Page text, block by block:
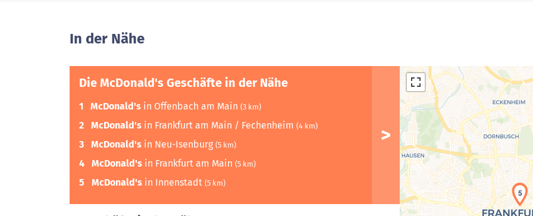
In der Nähe
Die McDonald's Geschäfte in der Nähe
1 McDonald's in Offenbach am Main (3 km)
2 McDonald's in Frankfurt am Main / Fechenheim (4 km)
3 McDonald's in Neu-Isenburg (5 km)
4 McDonald's in Frankfurt am Main (5 km)
5 McDonald's in Innenstadt (5 km)
5